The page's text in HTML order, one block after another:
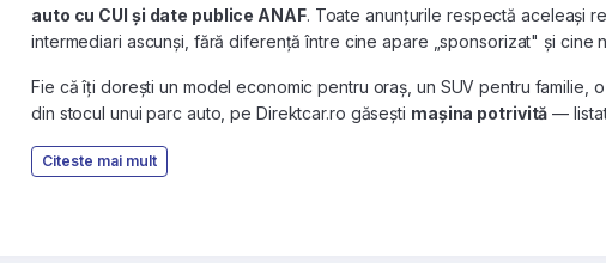
auto cu CUI și date publice ANAF. Toate anunțurile respectă aceleași
intermediari ascunși, fără diferență între cine apare „sponsorizat" și cine
Fie că îți dorești un model economic pentru oraș, un SUV pentru familie,
din stocul unui parc auto, pe Direktcar.ro găsești mașina potrivită —
Citeste mai mult